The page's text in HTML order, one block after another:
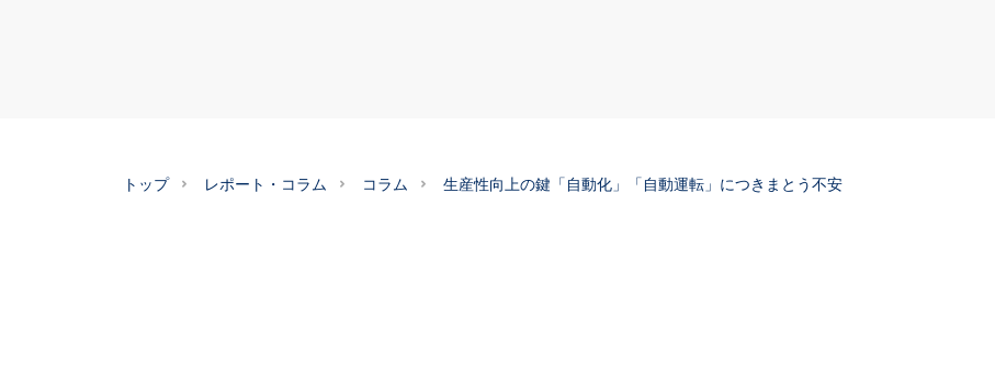
トップ レポート・コラム コラム 生産性向上の鍵「自動化」「自動運転」につきまとう不安